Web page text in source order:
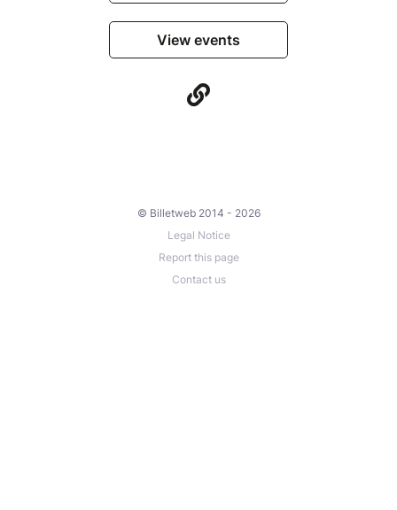
View events
© Billetweb 2014 - 2026
Legal Notice
Report this page
Contact us